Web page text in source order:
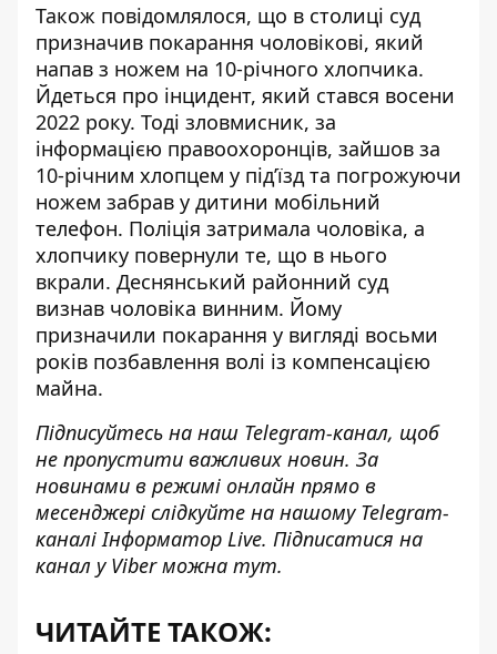
Також повідомлялося, що в столиці суд
призначив покарання чоловікові, який
напав з ножем на 10-річного хлопчика.
Йдеться про інцидент, який стався восени
2022 року. Тоді зловмисник, за
інформацією правоохоронців, зайшов за
10-річним хлопцем у під’їзд та погрожуючи
ножем забрав у дитини мобільний
телефон. Поліція затримала чоловіка, а
хлопчику повернули те, що в нього
вкрали. Деснянський районний суд
визнав чоловіка винним. Йому
призначили покарання у вигляді восьми
років позбавлення волі із компенсацією
майна.
Підписуйтесь на наш Telegram-канал, щоб
не пропустити важливих новин. За
новинами в режимі онлайн прямо в
месенджері слідкуйте на нашому Telegram-
каналі Інформатор Live. Підписатися на
канал у Viber можна тут.
ЧИТАЙТЕ ТАКОЖ: